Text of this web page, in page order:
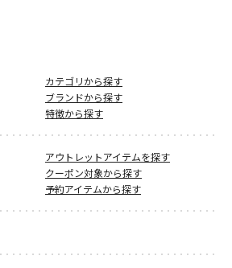
カテゴリから探す
ブランドから探す
特徴から探す
アウトレットアイテムを探す
クーポン対象から探す
予約アイテムから探す